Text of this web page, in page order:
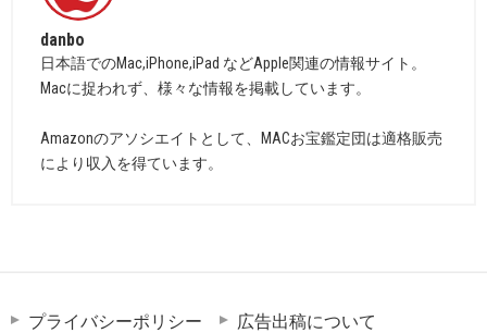
danbo
日本語でのMac,iPhone,iPad などApple関連の情報サイト。
Macに捉われず、様々な情報を掲載しています。
Amazonのアソシエイトとして、MACお宝鑑定団は適格販売
により収入を得ています。
プライバシーポリシー 広告出稿について